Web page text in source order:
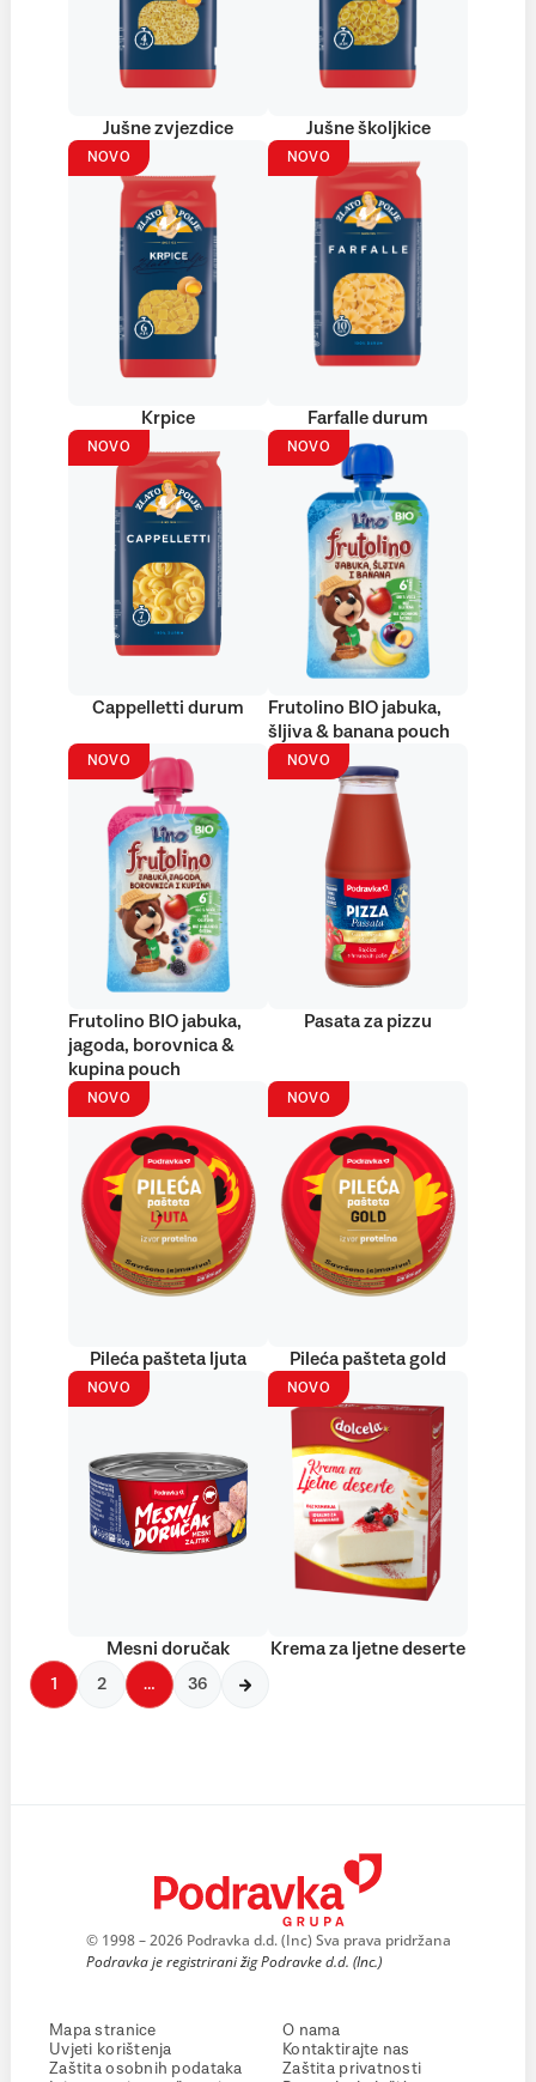
Jušne zvjezdice Jušne školjkice
NOVO
Krpice
NOVO
Farfalle durum
NOVO
Cappelletti durum
NOVO
Frutolino BIO jabuka,
šljiva & banana pouch
NOVO
Frutolino BIO jabuka,
jagoda, borovnica &
kupina pouch
NOVO
Pasata za pizzu
NOVO
Pileća pašteta ljuta
NOVO
Pileća pašteta gold
NOVO
Mesni doručak
NOVO
Krema za ljetne deserte
1 2 … 36
© 1998 – 2026 Podravka d.d. (Inc) Sva prava pridržana
Podravka je registrirani žig Podravke d.d. (Inc.)
Mapa stranice
Uvjeti korištenja
Zaštita osobnih podataka
O nama
Kontaktirajte nas
Zaštita privatnosti